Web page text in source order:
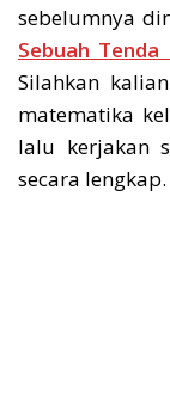
sebelumnya
Sebuah
Silahkan
matematika
lalu kerjakan
secara lengkap.